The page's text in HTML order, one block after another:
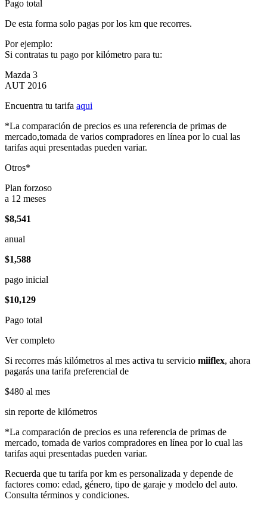
Pago total
De esta forma solo pagas por los km que recorres.
Por ejemplo:
Si contratas tu pago por kilómetro para tu:
Mazda 3
AUT 2016
Encuentra tu tarifa aqui
*La comparación de precios es una referencia de primas de
mercado,tomada de varios compradores en línea por lo cual las
tarifas aqui presentadas pueden variar.
Otros*
Plan forzoso
a 12 meses
$8,541
anual
$1,588
pago inicial
$10,129
Pago total
Ver completo
Si recorres más kilómetros al mes activa tu servicio miiflex, ahora
pagarás una tarifa preferencial de
$480 al mes
sin reporte de kilómetros
*La comparación de precios es una referencia de primas de
mercado, tomada de varios compradores en línea por lo cual las
tarifas aqui presentadas pueden variar.
Recuerda que tu tarifa por km es personalizada y depende de
factores como: edad, género, tipo de garaje y modelo del auto.
Consulta términos y condiciones.